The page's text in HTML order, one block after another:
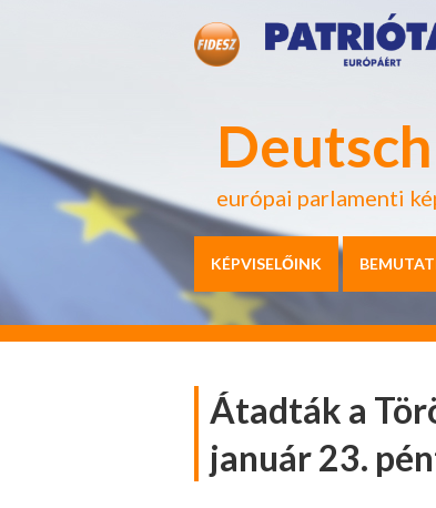
európai parlamenti
KÉPVISELŐINK
Átadták a
január 23.